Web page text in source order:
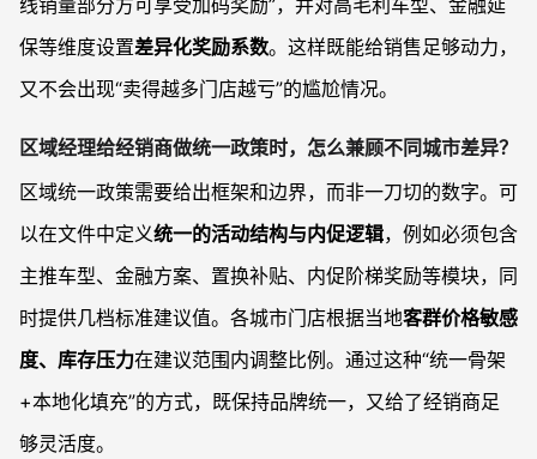
保等维度设置差异化奖励系数。这样既能给销售足够动力，
又不会出现“卖得越多门店越亏”的尴尬情况。
区域经理给经销商做统一政策时，怎么兼顾不同城市差异？
区域统一政策需要给出框架和边界，而非一刀切的数字。可
以在文件中定义统一的活动结构与内促逻辑，例如必须包含
主推车型、金融方案、置换补贴、内促阶梯奖励等模块，同
时提供几档标准建议值。各城市门店根据当地客群价格敏感
度、库存压力在建议范围内调整比例。通过这种“统一骨架
+本地化填充”的方式，既保持品牌统一，又给了经销商足
够灵活度。